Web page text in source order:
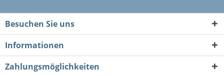
Besuchen Sie uns
Informationen
Zahlungsmöglichkeiten